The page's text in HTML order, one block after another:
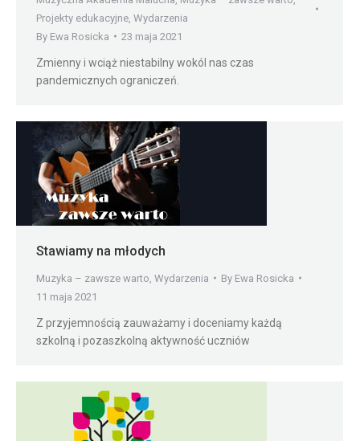
Projekty edukacyjne Wydarzenia
By Ewa Rosicka 23 maja 2021
Zmienny i wciąż niestabilny wokól nas czas
pandemicznych ograniczeń.
Stawiamy na młodych
Muzyka – zawsze warto Wydarzenia By Ewa Rosicka
11 maja 2021
Z przyjemnością zauważamy i doceniamy każdą
szkolną i pozaszkolną aktywność uczniów